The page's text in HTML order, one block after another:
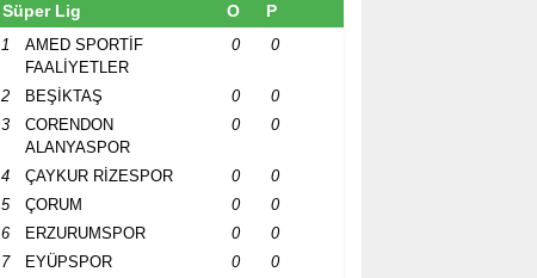
Süper Lig O P
1
AMED SPORTİF
FAALİYETLER
0 0
2 BEŞİKTAŞ 0
0
3
CORENDON
ALANYASPOR
0 0
4 ÇAYKUR RİZESPOR 0
0
5
ÇORUM 0
0
6
ERZURUMSPOR 0
0
7
EYÜPSPOR 0
0